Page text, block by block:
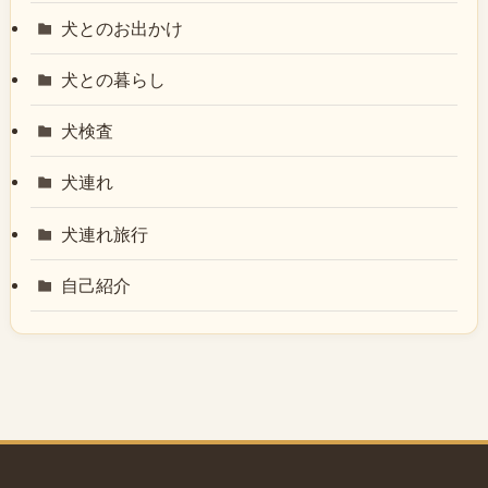
犬とのお出かけ
犬との暮らし
犬検査
犬連れ
犬連れ旅行
自己紹介